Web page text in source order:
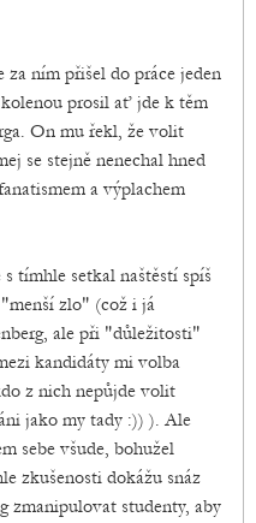
ním přišel do práce jeden
prosil ať jde k těm
On mu řekl, že volit
se stejně nenechal hned
a výplachem
tímhle setkal naštěstí spíš
zlo" (což i já
ale při "důležitosti"
kandidáty mi volba
z nich nepůjde volit
jako my tady :)) ). Ale
sebe všude, bohužel
zkušenosti dokážu snáz
zmanipulovat studenty, aby